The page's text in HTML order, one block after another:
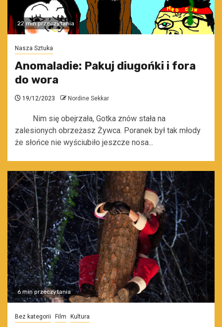
22 min przeczytania
Nasza Sztuka
Anomaladie: Pakuj diugońki i fora
do wora
19/12/2023 Nordine Sekkar
Nim się obejrzała, Gotka znów stała na
zalesionych obrzeżasz Żywca. Poranek był tak młody
że słońce nie wyściubiło jeszcze nosa...
6 min przeczytania
Bez kategorii Film Kultura